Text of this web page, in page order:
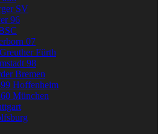
SV
96
07
Fürth
98
Bremen
Hoffenheim
München